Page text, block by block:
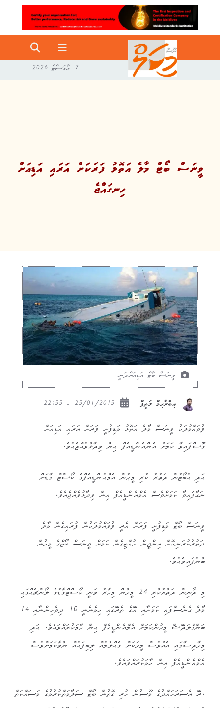
7 އޯގަސްޓް 2026
ވީނަސް ބޯޓް މާލެ އަތޮޅު ފަރަކަށް އަރައި އަޑިއަށް
ހިނގައްޖެ
ވީނަސް ބޯޓް އަޑިއަށްދަނީ
އިބްރާހިމް ލަތީފް
ފުވައްމުލަކު ވީނަސް މާލެ އަތޮޅު މަޑިފުށީ ފަރަށް އަރައި އަޑިއަށް
ގޮސްފައިވާ ކަމަށް އެންއެންޑީއެފް އިން ވިދާޅުވެއްޖެއެވެ.
އަދި އެބޯޓުން ދަތުރު ކުރި މީޙުން އެމްއެންޑީއެފްގެ ކޯސްޓް ގާޑަށް
ނަގާފައިވާ ކަމަށްވެސް އެމްއެންޑީއެފް އިން ވިދާޅުވެއްޖެއެވެ.
ވީނަސް ބޯޓް މަޑިފުށީ ފަރަށް އެރީ ފުވައްމުލަކުން ފުރައިގެން މާލެ
ދަތުރުކުރަނިކޮށް އިންޖީން ހުއްޓިގެން ކަމަށް ވީނަސް ބޯޓްގެ މީހުން
ބުނެފައިވެއެވެ.
މި ދޯނިން ދަތުރުކުރި 24 މީހުން މިހާރު ވަނީ ކޯސްޓްގާޑުގެ ލޯންޗެއްގައި
މާލެ ގެނެސްފައި ކަމަށާއި އޭގެ ތެރޭގައި ހިމެނެނީ 10 ދިވެހިންނާއި 14
ބަންގްލަދޭޝް މީހުންކަމަށް އެމްއެންޑީއެފް އިން ހާމަކުރައްވައެވެ. އަދި
މިހާދިސާގައި އެއްވެސް މީހަކަށް ގެއްލުމެއް ލިބިފައެއް ނުވާކަމަށްވެސް
އެމްއެންޑީއެފް އިން ހާމަކުރައްވައެވެ.
.ރޭ އެސަރަހައްދުގެ މޫސުން ހުރި ގޮތުން ބޯޓް ސަލާމަތްކުރުމުގެ މަސައްކަތް